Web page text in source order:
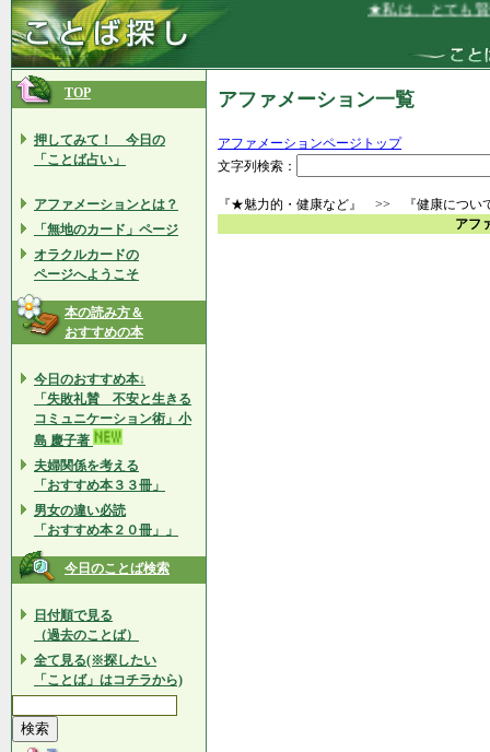
★私は、とても賢
TOP
押してみて！ 今日の
「ことば占い」
アファメーションとは？
「無地のカード」ページ
オラクルカードの
ページへようこそ
本の読み方＆
おすすめの本
今日のおすすめ本↓
「失敗礼賛 不安と生きる
コミュニケーション術」小
島 慶子著
夫婦関係を考える
「おすすめ本３３冊」
男女の違い必読
「おすすめ本２０冊」」
今日のことば検索
日付順で見る
（過去のことば）
全て見る(※探したい
「ことば」はコチラから)
アファメーション一覧
アファメーションページトップ
文字列検索：
『★魅力的・健康など』 >> 『健康につい
アフ